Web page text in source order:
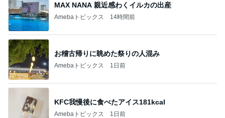
MAX NANA 親近感わくイルカの出産
Amebaトピックス 14時間前
お稽古帰りに眺めた祭りの人混み
Amebaトピックス 1日前
KFC我慢後に食べたアイス181kcal
Amebaトピックス 1日前